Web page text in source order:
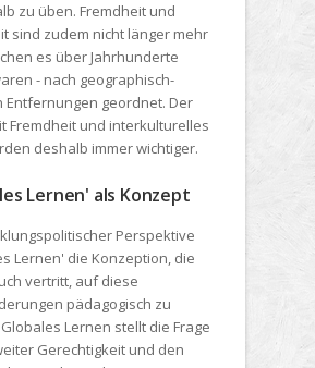
zu üben. Fremdheit und
sind zudem nicht länger mehr
es über Jahrhunderte
- nach geographisch-
Entfernungen geordnet. Der
Fremdheit und interkulturelles
deshalb immer wichtiger.
Lernen' als Konzept
Perspektive
Lernen' die Konzeption, die
vertritt, auf diese
pädagogisch zu
Lernen stellt die Frage
Gerechtigkeit und den